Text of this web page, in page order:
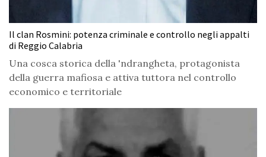
Il clan Rosmini: potenza criminale e controllo negli appalti
di Reggio Calabria
Una cosca storica della 'ndrangheta, protagonista
della guerra mafiosa e attiva tuttora nel controllo
economico e territoriale